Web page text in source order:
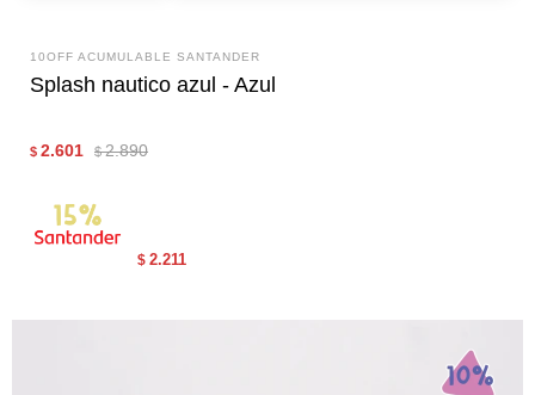
10OFF ACUMULABLE SANTANDER
Splash nautico azul - Azul
$ 2.601 $ 2.890
$ 2.211